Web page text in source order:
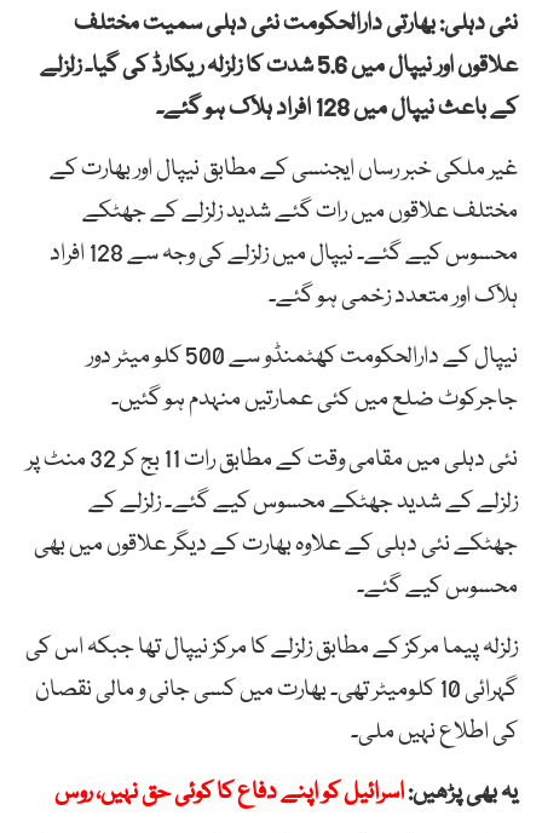
نئی دہلی:بھارتی دارالحکومت نئی دہلی سمیت مختلف
علاقوں اور نیپال میں 5.6 شدت کا زلزلہ ریکارڈ کی گیا۔ زلزلے
کے باعث نیپال میں 128 افراد ہلاک ہو گئے۔
غیر ملکی خبر رساں ایجنسی کے مطابق نیپال اور بھارت کے
مختلف علاقوں میں رات گئے شدید زلزلے کے جھٹکے
محسوس کیے گئے۔ نیپال میں زلزلے کی وجہ سے 128 افراد
ہلاک اور متعدد زخمی ہو گئے۔
نیپال کے دارالحکومت کھٹمنڈو سے 500 کلو میٹر دور
جاجرکوٹ ضلع میں کئی عمارتیں منہدم ہو گئیں۔
نئی دہلی میں مقامی وقت کے مطابق رات 11 بج کر 32 منٹ پر
زلزلے کے شدید جھٹکے محسوس کیے گئے۔ زلزلے کے
جھٹکے نئی دہلی کے علاوہ بھارت کے دیگر علاقوں میں بھی
محسوس کیے گئے۔
زلزلہ پیما مرکز کے مطابق زلزلے کا مرکز نیپال تھا جبکہ اس کی
گہرائی 10 کلومیٹر تھی۔ بھارت میں کسی جانی و مالی نقصان
کی اطلاع نہیں ملی۔
یہ بھی پڑھیں:اسرائیل کو اپنے دفاع کا کوئی حق نہیں، روس